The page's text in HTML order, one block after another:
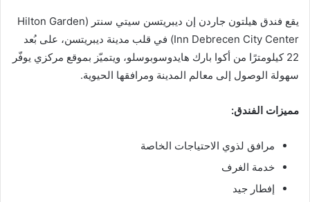
يقع فندق هيلتون جاردن إن ديبريتسن سيتي سنتر (Hilton Garden
Inn Debrecen City Center) في قلب مدينة ديبريتسن، على بُعد
22 كيلومترًا من أكوا بارك هايدوسوبوسلو، ويتميّز بموقع مركزي يوفّر
سهولة الوصول إلى معالم المدينة ومرافقها الحيوية.
مميزات الفندق:
مرافق لذوي الاحتياجات الخاصة
خدمة الغرف
إفطار جيد